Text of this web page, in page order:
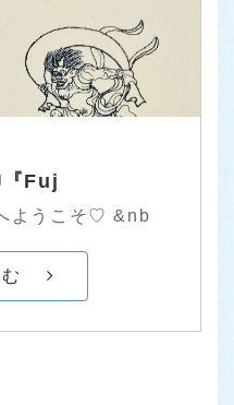
Fuj
ようこそ♡ &nb
む